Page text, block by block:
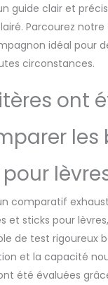
guide clair et
Parcourez
idéal pour
circonstances.
ont
les
comparatif
et sticks pour
de test rigoureux
et la capacité
été évaluées